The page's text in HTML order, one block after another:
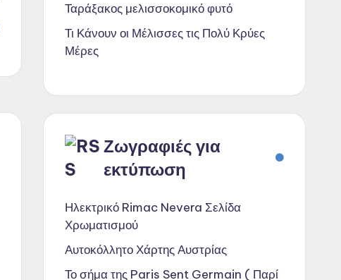
Ταράξακος μελισσοκομικό φυτό
Τι Κάνουν οι Μέλισσες τις Πολύ Κρύες
Μέρες
Ζωγραφιές για
εκτύπωση
Ηλεκτρικό Rimac Nevera Σελίδα
Χρωματισμού
Αυτοκόλλητο Χάρτης Αυστρίας
Το σήμα της Paris Sent Germain ( Παρί